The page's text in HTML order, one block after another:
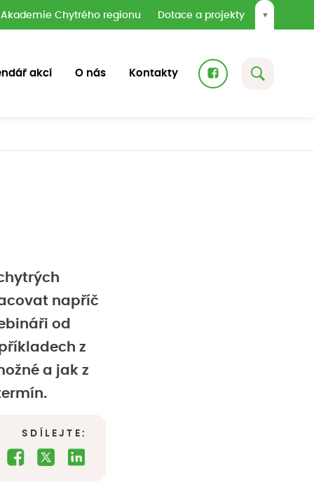
Akademie Chytrého regionu Dotace a projekty ▼
akcí O nás Kontakty
napříč
od
z
a jak z
SDÍLEJTE: